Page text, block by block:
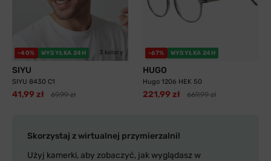
-40% WYSYŁKA 24H 3 kolory
SIYU
SIYU 8430 C1
41,99 zł 69,99 zł
Skorzystaj z wirtualnej przymierzalni!
Użyj kamerki, aby zobaczyć, jak wyglądasz w
-67% WYSYŁKA 24H
HUGO
Hugo 1206 HEK 50
221,99 zł 669,99 zł